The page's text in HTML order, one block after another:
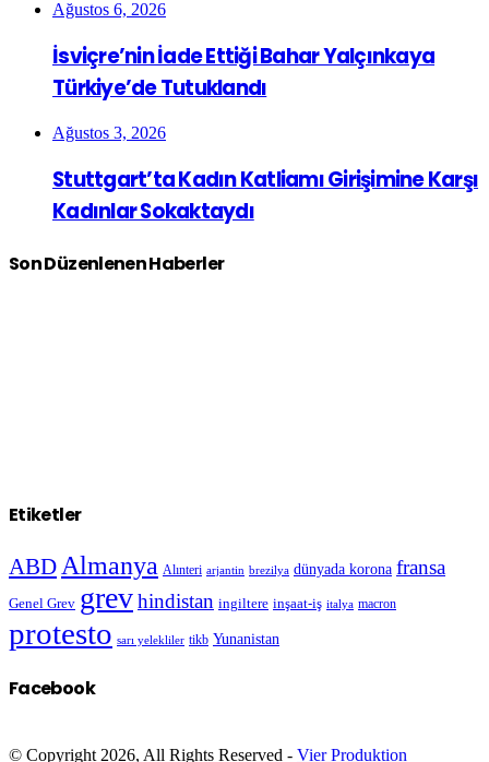
Ağustos 6, 2026
İsviçre’nin İade Ettiği Bahar Yalçınkaya
Türkiye’de Tutuklandı
Ağustos 3, 2026
Stuttgart’ta Kadın Katliamı Girişimine Karşı
Kadınlar Sokaktaydı
Son Düzenlenen Haberler
Etiketler
ABD Almanya Alınteri arjantin brezilya dünyada korona fransa
Genel Grev grevhindistan ingiltere inşaat-iş italya macron
protesto sarı yelekliler tikb Yunanistan
Facebook
© Copyright 2026, All Rights Reserved - Vier Produktion